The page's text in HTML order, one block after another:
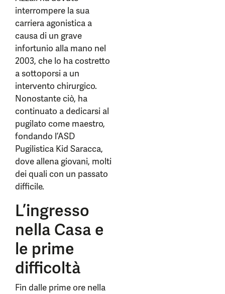
interrompere la sua
carriera agonistica a
causa di un grave
infortunio alla mano nel
2003, che lo ha costretto
a sottoporsi a un
intervento chirurgico.
Nonostante ciò, ha
continuato a dedicarsi al
pugilato come maestro,
fondando l’ASD
Pugilistica Kid Saracca,
dove allena giovani, molti
dei quali con un passato
difficile.
L’ingresso
nella Casa e
le prime
difficoltà
Fin dalle prime ore nella